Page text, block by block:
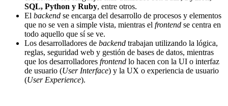
SQL, Python y Ruby, entre otros.
El backend se encarga del desarrollo de procesos y elementos
que no se ven a simple vista, mientras el frontend se centra en
todo aquello que sí se ve.
Los desarrolladores de backend trabajan utilizando la lógica,
reglas, seguridad web y gestión de bases de datos, mientras
que los desarrolladores frontend lo hacen con la UI o interfaz
de usuario (User Interface) y la UX o experiencia de usuario
(User Experience).